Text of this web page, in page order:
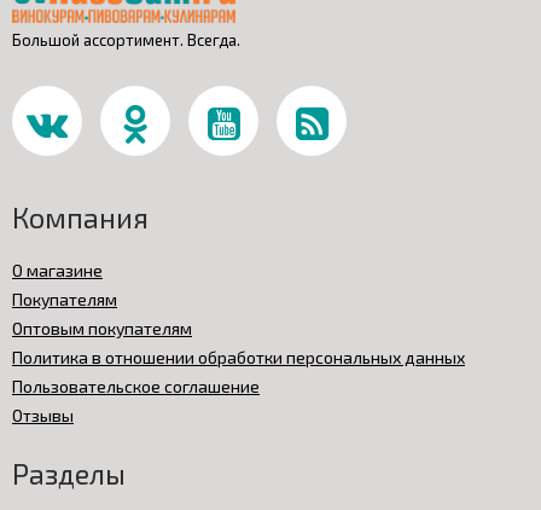
Большой ассортимент. Всегда.
Компания
О магазине
Покупателям
Оптовым покупателям
Политика в отношении обработки персональных данных
Пользовательское соглашение
Отзывы
Разделы